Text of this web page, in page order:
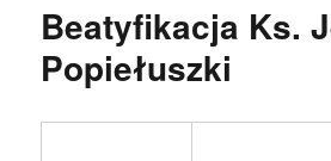
Beatyfikacja Ks.
Popiełuszki